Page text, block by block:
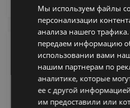
Мы используем файлы
персонализации
анализа нашего
передаем информацию
использовании вами
нашим партнерам по
аналитике, которые
ее с другой
им предоставили или